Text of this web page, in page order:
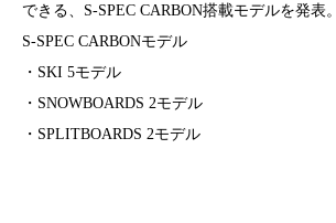
できる、S-SPEC CARBON搭載モデルを発表。
S-SPEC CARBONモデル
・SKI 5モデル
・SNOWBOARDS 2モデル
・SPLITBOARDS 2モデル